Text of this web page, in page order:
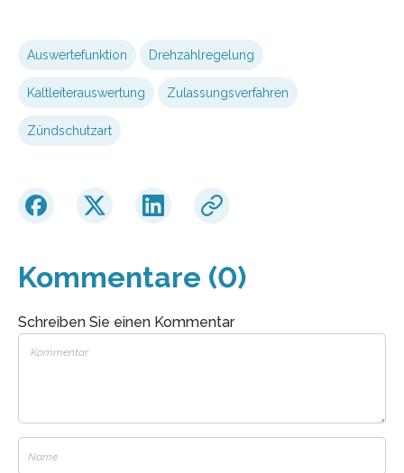
Auswertefunktion Drehzahlregelung
Kaltleiterauswertung Zulassungsverfahren
Zündschutzart
Kommentare (0)
Schreiben Sie einen Kommentar